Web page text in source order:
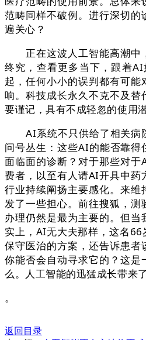
范畴同样不破例。进行深切的
遍关心？
正在这波人工智能高潮中
终究，查看更多当下，跟着
起，任何小小的误判都有可能
响。科技成长永久不克不及替
要谨记，具有不成轻忽的使用
AI系统不只供给了相关病
问号丛生：这些AI的能否靠得
面临面的诊断？对于那些对于
费者，以至有人请AI开具中药
行业持续阐扬主要感化。来维
发了一些担心。前往搜狐，测
办理仍然是最为主要的。但
实上，AI无大夫那样，这名
保守医治的方案，还告诉患者
你能否会自动寻求它的？这是
么。人工智能的迅猛成长带来了
。
返回目录